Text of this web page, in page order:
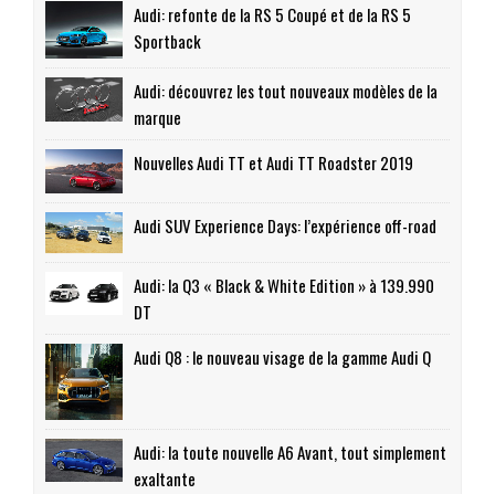
Audi: refonte de la RS 5 Coupé et de la RS 5
Sportback
Audi: découvrez les tout nouveaux modèles de la
marque
Nouvelles Audi TT et Audi TT Roadster 2019
Audi SUV Experience Days: l’expérience off-road
Audi: la Q3 « Black & White Edition » à 139.990
DT
Audi Q8 : le nouveau visage de la gamme Audi Q
Audi: la toute nouvelle A6 Avant, tout simplement
exaltante